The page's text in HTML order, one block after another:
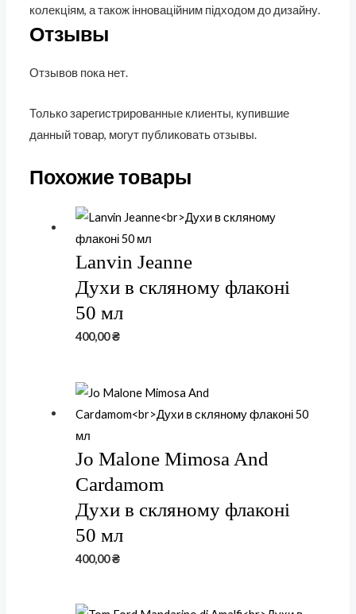
колекціям, а також інноваційним підходом до дизайну.
Отзывы
Отзывов пока нет.
Только зарегистрированные клиенты, купившие
данный товар, могут публиковать отзывы.
Похожие товары
Lanvin Jeanne
Духи в скляному флаконі
50 мл
400,00₴
Jo Malone Mimosa And
Cardamom
Духи в скляному флаконі
50 мл
400,00₴